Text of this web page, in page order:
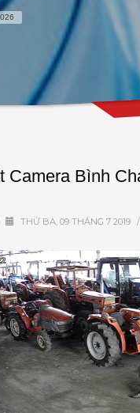
Camera Bình
THỨ BA, 09 THÁNG 7 2019 /